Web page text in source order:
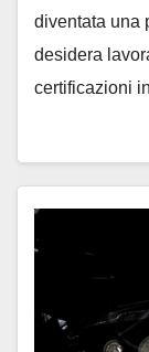
diventata una
desidera
certificazioni